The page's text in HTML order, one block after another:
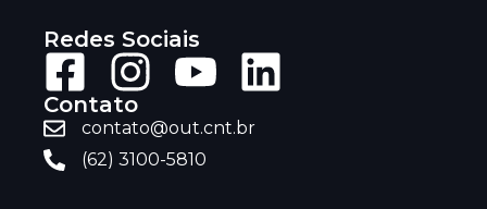
Redes Sociais
Contato
contato@out.cnt.br
(62) 3100-5810